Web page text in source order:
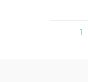
1